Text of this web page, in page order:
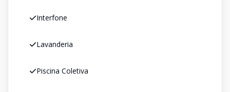
Interfone
Lavanderia
Piscina Coletiva